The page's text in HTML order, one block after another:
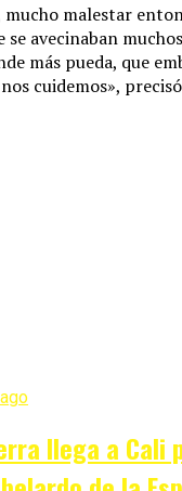
mucho malestar
avecinaban
más pueda, que
cuidemos»,
llega a Cali